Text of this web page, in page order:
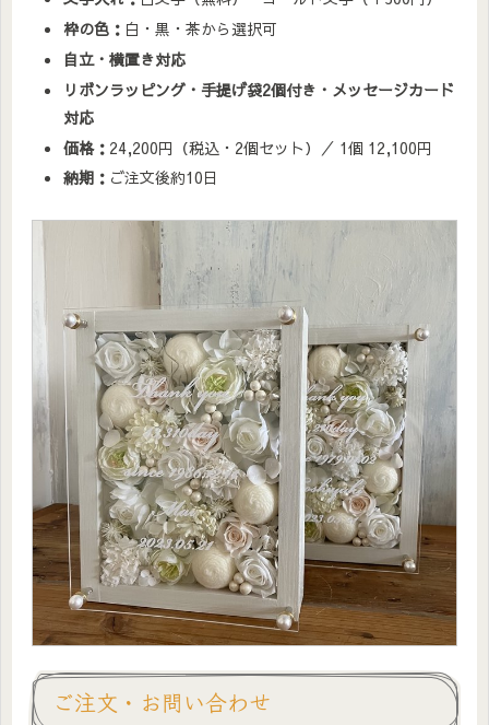
枠の色： 白・黒・茶から選択可
自立・横置き対応
リボンラッピング・手提げ袋2個付き・メッセージカード
対応
価格： 24,200円（税込・2個セット）／ 1個 12,100円
納期： ご注文後約10日
ご注文・お問い合わせ